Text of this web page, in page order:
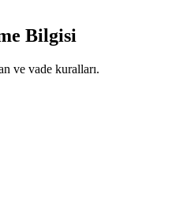
Bilgisi
ve vade kuralları.